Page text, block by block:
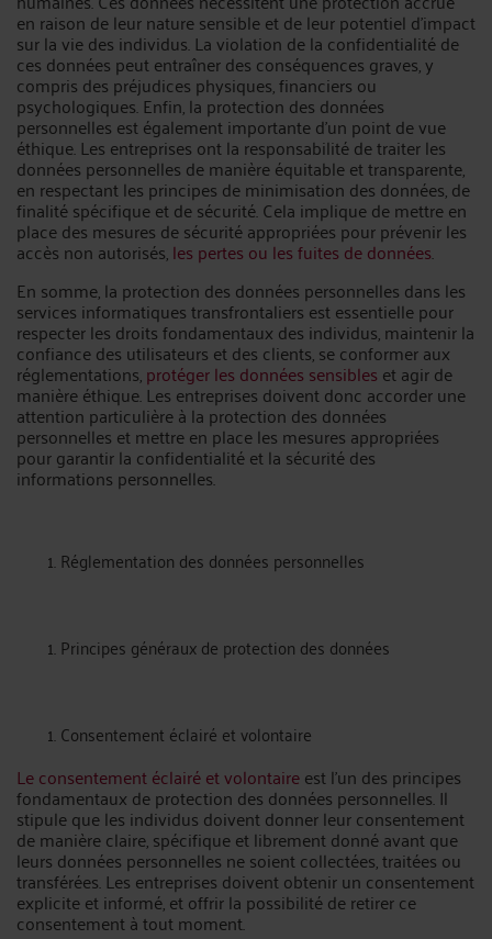
en raison de leur nature sensible et de leur potentiel d'impact
sur la vie des individus. La violation de la confidentialité de
ces données peut entraîner des conséquences graves, y
compris des préjudices physiques, financiers ou
psychologiques. Enfin, la protection des données
personnelles est également importante d'un point de vue
éthique. Les entreprises ont la responsabilité de traiter les
données personnelles de manière équitable et transparente,
en respectant les principes de minimisation des données, de
finalité spécifique et de sécurité. Cela implique de mettre en
place des mesures de sécurité appropriées pour prévenir les
accès non autorisés,les pertes ou les fuites de données.
En somme, la protection des données personnelles dans les
services informatiques transfrontaliers est essentielle pour
respecter les droits fondamentaux des individus, maintenir la
confiance des utilisateurs et des clients, se conformer aux
réglementations,protéger les données sensibles et agir de
manière éthique. Les entreprises doivent donc accorder une
attention particulière à la protection des données
personnelles et mettre en place les mesures appropriées
pour garantir la confidentialité et la sécurité des
informations personnelles.
Réglementation des données personnelles
Principes généraux de protection des données
Consentement éclairé et volontaire
Le consentement éclairé et volontaireest l'un des principes
fondamentaux de protection des données personnelles. Il
stipule que les individus doivent donner leur consentement
de manière claire, spécifique et librement donné avant que
leurs données personnelles ne soient collectées, traitées ou
transférées. Les entreprises doivent obtenir un consentement
explicite et informé, et offrir la possibilité de retirer ce
consentement à tout moment.